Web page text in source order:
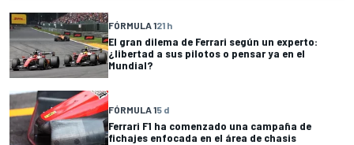
FÓRMULA 121 h
El gran dilema de Ferrari según un experto:
¿libertad a sus pilotos o pensar ya en el
Mundial?
FÓRMULA 15 d
Ferrari F1 ha comenzado una campaña de
fichajes enfocada en el área de chasis